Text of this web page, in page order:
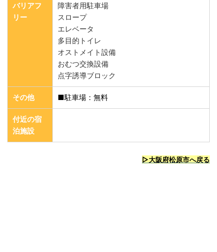
バリアフ
リー
障害者用駐車場
スロープ
エレベータ
多目的トイレ
オストメイト設備
おむつ交換設備
点字誘導ブロック
その他 ■駐車場：無料
付近の宿
泊施設
▷大阪府松原市へ戻る